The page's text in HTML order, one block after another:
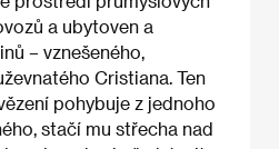
a ubytoven a
– vznešeného,
Cristiana. Ten
pohybuje z jednoho
stačí mu střecha nad